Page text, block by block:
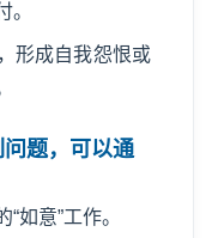
。
形成自我怨恨或
题，可以通
如意”工作。